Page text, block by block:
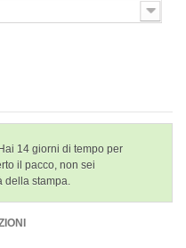
14 giorni di tempo per
il pacco, non sei
della stampa.